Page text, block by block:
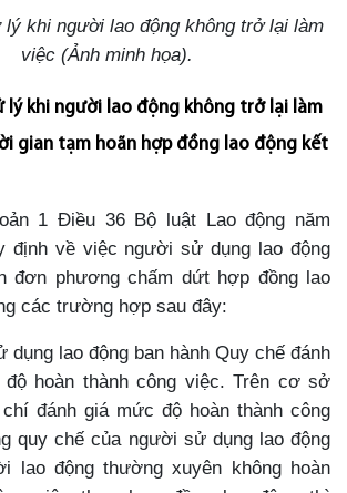
khi người lao động không trở lại làm
việc (Ảnh minh họa).
lý khi người lao động không trở lại làm
gian tạm hoãn hợp đồng lao động kết
1 Điều 36 Bộ luật Lao động năm
định về việc người sử dụng lao động
đơn phương chấm dứt hợp đồng lao
các trường hợp sau đây:
dụng lao động ban hành Quy chế đánh
hoàn thành công việc. Trên cơ sở
đánh giá mức độ hoàn thành công
quy chế của người sử dụng lao động
lao động thường xuyên không hoàn